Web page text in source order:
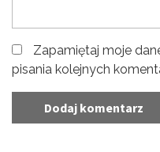
Zapamiętaj moje
pisania kolejnych